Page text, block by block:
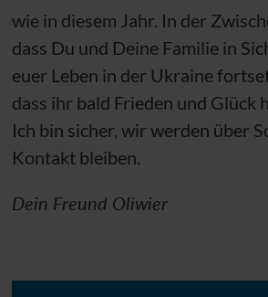
wie in diesem Jahr. In der
dass Du und Deine Familie in
euer Leben in der Ukraine
dass ihr bald Frieden und Glück
Ich bin sicher, wir werden über
Kontakt bleiben.
Dein Freund Oliwier